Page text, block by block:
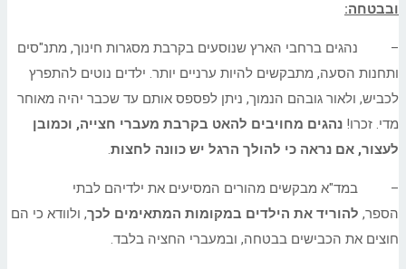
ובבטחה:
– נהגים ברחבי הארץ שנוסעים בקרבת מסגרות חינוך, מתנ"סים
ותחנות הסעה, מתבקשים להיות ערניים יותר. ילדים נוטים להתפרץ
לכביש, ולאור גובהם הנמוך, ניתן לפספס אותם עד שכבר יהיה מאוחר
מדי. זכרו! נהגים מחויבים להאט בקרבת מעברי חצייה, וכמובן
לעצור, אם נראה כי להולך הרגל יש כוונה לחצות.
– במד"א מבקשים מהורים המסיעים את ילדיהם לבתי
הספר, להוריד את הילדים במקומות המתאימים לכך, ולוודא כי הם
חוצים את הכבישים בבטחה, ובמעברי החציה בלבד.